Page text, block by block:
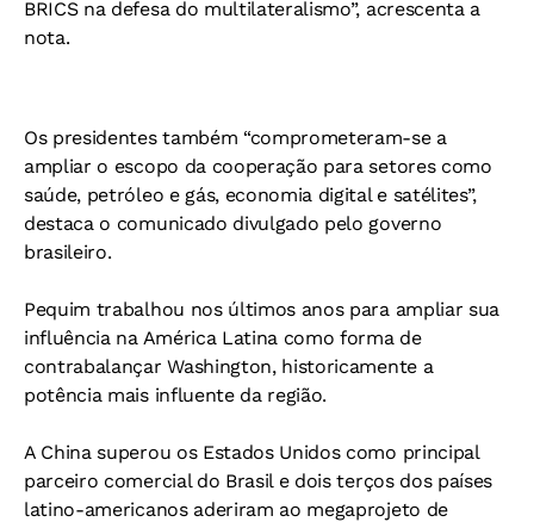
BRICS na defesa do multilateralismo”, acrescenta a
nota.
Os presidentes também “comprometeram-se a
ampliar o escopo da cooperação para setores como
saúde, petróleo e gás, economia digital e satélites”,
destaca o comunicado divulgado pelo governo
brasileiro.
Pequim trabalhou nos últimos anos para ampliar sua
influência na América Latina como forma de
contrabalançar Washington, historicamente a
potência mais influente da região.
A China superou os Estados Unidos como principal
parceiro comercial do Brasil e dois terços dos países
latino-americanos aderiram ao megaprojeto de